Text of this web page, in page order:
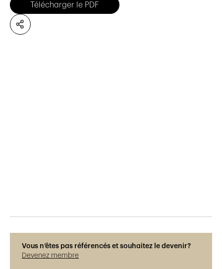
Télécharger le PDF
Vous n’êtes pas référencés et souhaitez le devenir?
Devenez membre